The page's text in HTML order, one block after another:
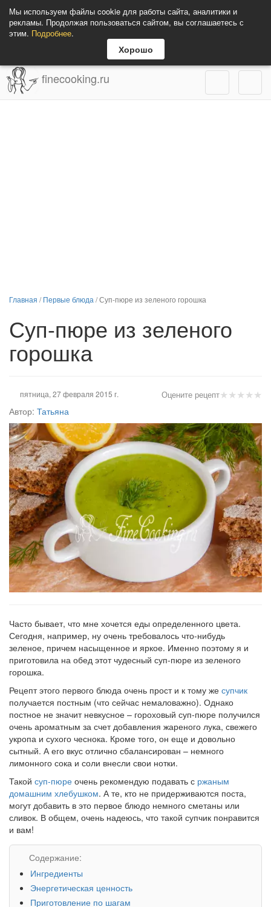
Мы используем файлы cookie для работы сайта, аналитики и
рекламы. Продолжая пользоваться сайтом, вы соглашаетесь с
этим. Подробнее.
Хорошо
finecooking.ru
Главная /Первые блюда /Суп-пюре из зеленого горошка
Суп-пюре из зеленого
горошка
★★★★★
Оцените рецепт
пятница, 27 февраля 2015 г.
Автор: Татьяна
Часто бывает, что мне хочется еды определенного цвета.
Сегодня, например, ну очень требовалось что-нибудь
зеленое, причем насыщенное и яркое. Именно поэтому я и
приготовила на обед этот чудесный суп-пюре из зеленого
горошка.
Рецепт этого первого блюда очень прост и к тому же супчик
получается постным (что сейчас немаловажно). Однако
постное не значит невкусное – гороховый суп-пюре получился
очень ароматным за счет добавления жареного лука, свежего
укропа и сухого чеснока. Кроме того, он еще и довольно
сытный. А его вкус отлично сбалансирован – немного
лимонного сока и соли внесли свои нотки.
Такой суп-пюре очень рекомендую подавать с ржаным
домашним хлебушком. А те, кто не придерживаются поста,
могут добавить в это первое блюдо немного сметаны или
сливок. В общем, очень надеюсь, что такой супчик понравится
и вам!
Содержание:
Ингредиенты
Энергетическая ценность
Приготовление по шагам